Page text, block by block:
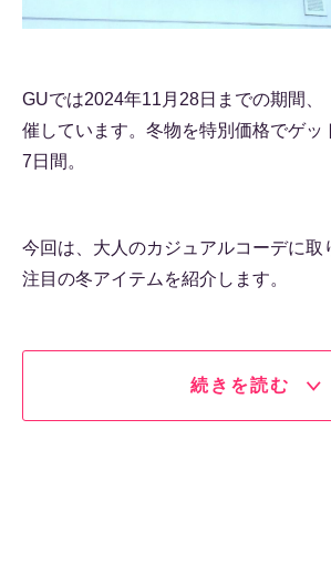
GUでは2024年11月28日までの期間、
催しています。冬物を特別価格でゲッ
7日間。
今回は、大人のカジュアルコーデに取
注目の冬アイテムを紹介します。
続きを読む